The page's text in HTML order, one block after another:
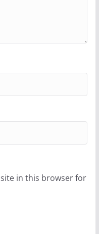
in this browser for